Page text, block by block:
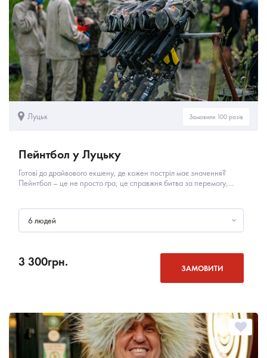
Луцьк Замовили 100 разів
Пейнтбол у Луцьку
Готові до драйвового екшену, де кожен постріл має значення?
Пейнтбол – це не просто гра, це справжня битва за перемогу,...
6 людей
3 300грн. ЗАМОВИТИ